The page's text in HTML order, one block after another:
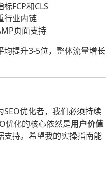
FCP和CLS
行业内链
页面支持
提升3-5位，整体流量增长
优化者，我们必须持续
优化的核心依然是用户价值
支持。希望我的实操指南能